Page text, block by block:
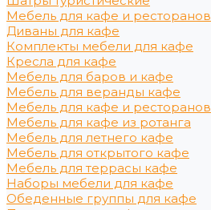
Мебель для кафе и ресторанов
Диваны для кафе
Комплекты мебели для кафе
Кресла для кафе
Мебель для баров и кафе
Мебель для веранды кафе
Мебель для кафе и ресторанов
Мебель для кафе из ротанга
Мебель для летнего кафе
Мебель для открытого кафе
Мебель для террасы кафе
Наборы мебели для кафе
Обеденные группы для кафе